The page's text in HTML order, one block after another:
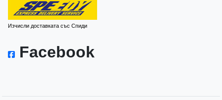
Изчисли доставката със Спиди
Facebook